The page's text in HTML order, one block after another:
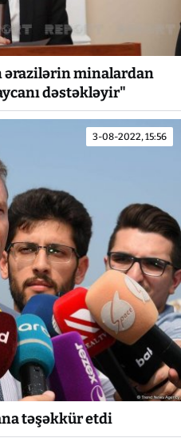
ərazilərin minalardan
dəstəkləyir"
3-08-2022, 15:56
təşəkkür etdi